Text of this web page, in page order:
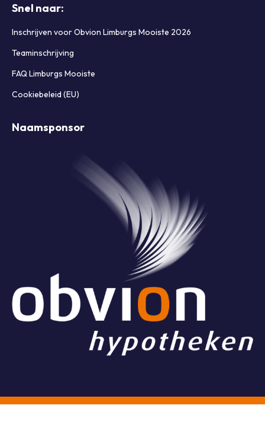
Snel naar:
Inschrijven voor Obvion Limburgs Mooiste 2026
Teaminschrijving
FAQ Limburgs Mooiste
Cookiebeleid (EU)
Naamsponsor